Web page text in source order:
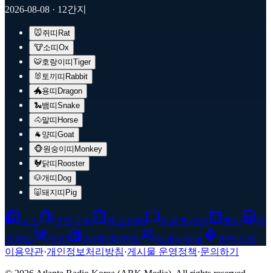
2026-08-08 · 12간지
🐭쥐띠 Rat
🐮소띠Ox
🐯호랑이띠Tiger
🐰 토끼띠 Rabbit
🐲용띠 Dragon
🐍뱀띠Snake
🐴말띠 Horse
🐐 양띠Goat
🐵원숭이띠 Monkey
🐓닭띠 Rooster
🐶개띠 Dog
🐷돼지띠 Pig
뉴스 구인구직 중고장터 자유게시판 행사
마
트정보
맛집 주택매매렌트 동네사람들
팟캐스트
이용약관·개인정보처리방침·게시물 운영정책·문의하기